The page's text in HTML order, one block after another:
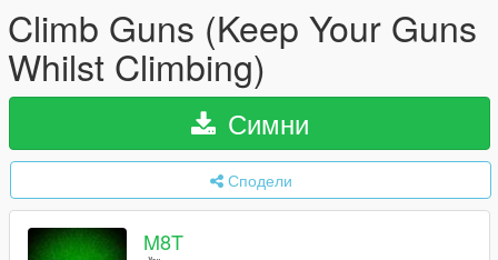
Climb Guns (Keep Your Guns
Whilst Climbing)
Симни
Сподели
M8T